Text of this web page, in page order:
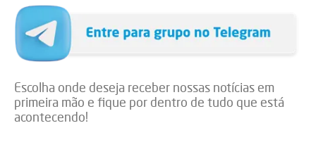
Escolha onde deseja receber nossas notícias em
primeira mão e fique por dentro de tudo que está
acontecendo!